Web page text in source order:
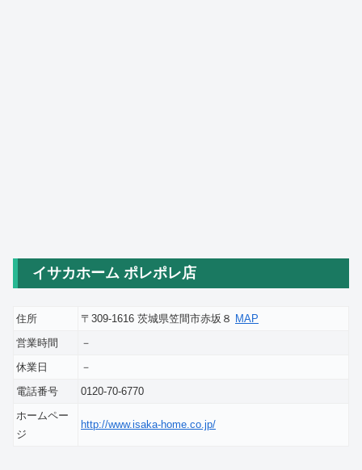
イサカホーム ポレポレ店
住所 〒309-1616 茨城県笠間市赤坂８ MAP
営業時間
－
休業日
－
電話番号
0120-70-6770
ホームペー
ジ
http://www.isaka-home.co.jp/